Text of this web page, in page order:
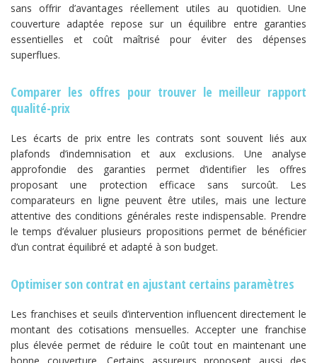
sans offrir d’avantages réellement utiles au quotidien. Une
couverture adaptée repose sur un équilibre entre garanties
essentielles et coût maîtrisé pour éviter des dépenses
superflues.
Comparer les offres pour trouver le meilleur rapport
qualité-prix
Les écarts de prix entre les contrats sont souvent liés aux
plafonds d’indemnisation et aux exclusions. Une analyse
approfondie des garanties permet d’identifier les offres
proposant une protection efficace sans surcoût. Les
comparateurs en ligne peuvent être utiles, mais une lecture
attentive des conditions générales reste indispensable. Prendre
le temps d’évaluer plusieurs propositions permet de bénéficier
d’un contrat équilibré et adapté à son budget.
Optimiser son contrat en ajustant certains paramètres
Les franchises et seuils d’intervention influencent directement le
montant des cotisations mensuelles. Accepter une franchise
plus élevée permet de réduire le coût tout en maintenant une